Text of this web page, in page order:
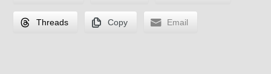
Threads Copy Email